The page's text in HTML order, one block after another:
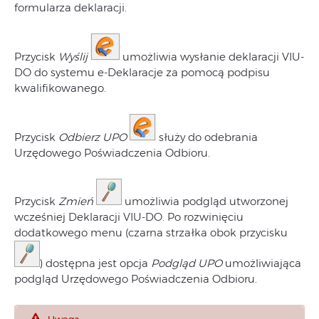
formularza deklaracji.
Przycisk Wyślij
umożliwia wysłanie deklaracji VIU-
DO do systemu e-Deklaracje za pomocą podpisu
kwalifikowanego.
Przycisk Odbierz UPO
służy do odebrania
Urzędowego Poświadczenia Odbioru.
Przycisk Zmień
umożliwia podgląd utworzonej
wcześniej Deklaracji VIU-DO. Po rozwinięciu
dodatkowego menu (czarna strzałka obok przycisku
) dostępna jest opcja Podgląd UPO umożliwiająca
podgląd Urzędowego Poświadczenia Odbioru.